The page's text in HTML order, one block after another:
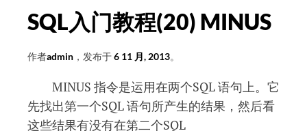
SQL入门教程(20) MINUS
作者admin ，发布于6 11 月, 2013。
MINUS 指令是运用在两个SQL 语句上。它
先找出第一个SQL 语句所产生的结果，然后看
这些结果有没有在第二个SQL